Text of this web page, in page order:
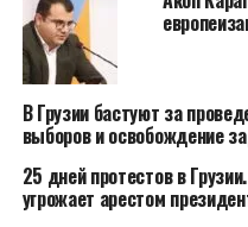
В Грузии бастуют за
выборов и освобождение
25 дней протестов в
угрожает арестом